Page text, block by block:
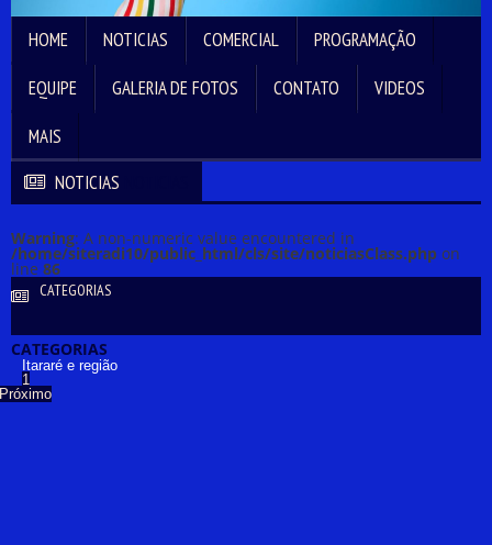
HOME NOTICIAS COMERCIAL
PROGRAMAÇÃO
EQUIPE
GALERIA DE FOTOS CONTATO
VIDEOS
MAIS
NOTICIAS
Warning: A non-numeric value encountered in
/home/siteradi10/public_html/cls/site/noticiasClass.php on
line 86
CATEGORIAS
CATEGORIAS
Itararé e região
1
Próximo